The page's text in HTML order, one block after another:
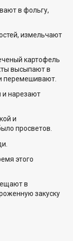
в фольгу,
измельчают
картофель
высыпают в
перемешивают.
и нарезают
и
просветов.
этого
в
закуску